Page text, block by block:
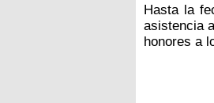
Hasta la
asistencia
honores a